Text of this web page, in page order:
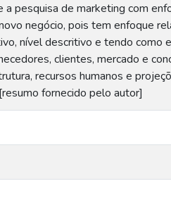
pesquisa de marketing com
negócio, pois tem enfoque
nível descritivo e tendo como
clientes, mercado e
recursos humanos e
fornecido pelo autor]